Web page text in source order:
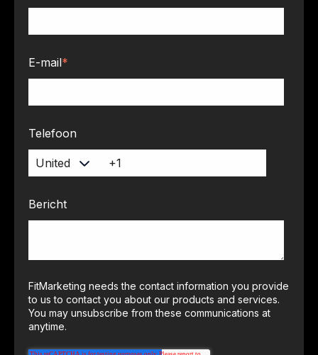
E-mail*
Telefoon
Bericht
FitMarketing needs the contact information you provide
to us to contact you about our products and services.
You may unsubscribe from these communications at
anytime.